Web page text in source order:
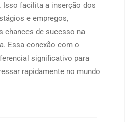
Isso facilita a inserção dos
e empregos,
chances de sucesso na
Essa conexão com o
significativo para
rapidamente no mundo